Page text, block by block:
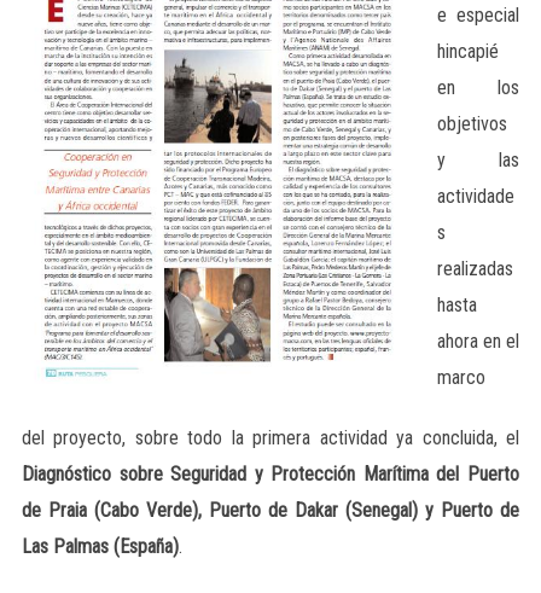
e especial
hincapié
en los
objetivos
y las
actividade
s
realizadas
hasta
ahora en el
marco
del proyecto, sobre todo la primera actividad ya concluida, el
Diagnóstico sobre Seguridad y Protección Marítima del Puerto
de Praia (Cabo Verde), Puerto de Dakar (Senegal) y Puerto de
Las Palmas (España).